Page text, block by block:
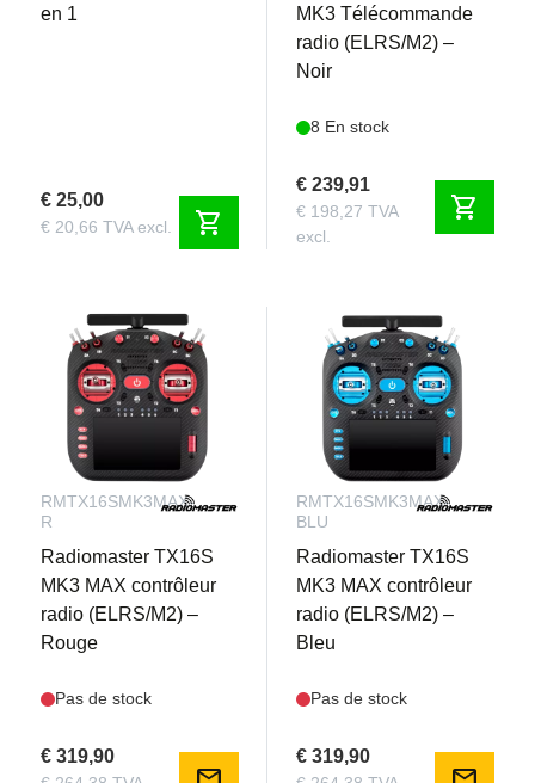
en 1
€ 25,00
€ 20,66 TVA excl. shopping_cart
MK3 Télécommande
radio (ELRS/M2) –
Noir
8 En stock
€ 239,91
€ 198,27 TVA
excl.
shopping_cart
RMTX16SMK3MAX-
R
Radiomaster TX16S
MK3 MAX contrôleur
radio (ELRS/M2) –
Rouge
Pas de stock
€ 319,90
RMTX16SMK3MAX-
BLU
Radiomaster TX16S
MK3 MAX contrôleur
radio (ELRS/M2) –
Bleu
Pas de stock
€ 319,90